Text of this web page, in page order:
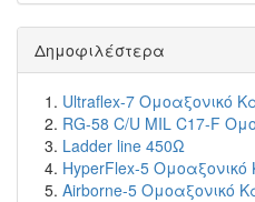
Δημοφιλέστερα
Ultraflex-7 Ομοαξονικό
RG-58 C/U MIL C17-F
Ladder line 450Ω
HyperFlex-5
Airborne-5 Ομοαξονικό